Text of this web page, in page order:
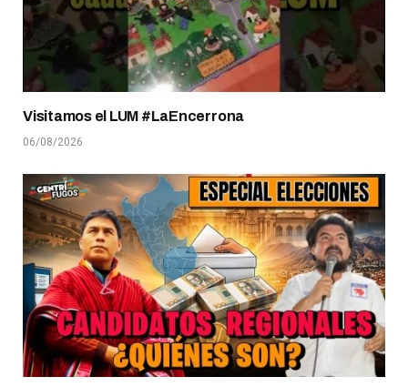
Visitamos el LUM #LaEncerrona
06/08/2026